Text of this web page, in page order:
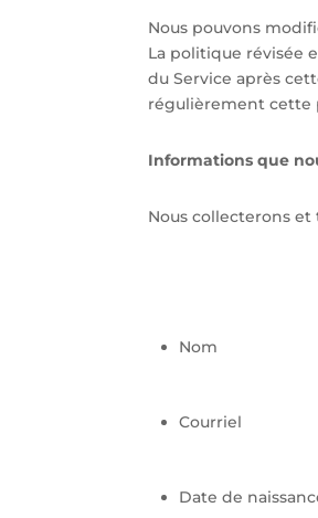
Nous pouvons
La politique révisée
du Service après
régulièrement cette
Informations que
Nous collecterons
Nom
Courriel
Date de